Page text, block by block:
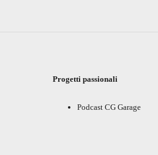
Progetti passionali
Podcast CG Garage